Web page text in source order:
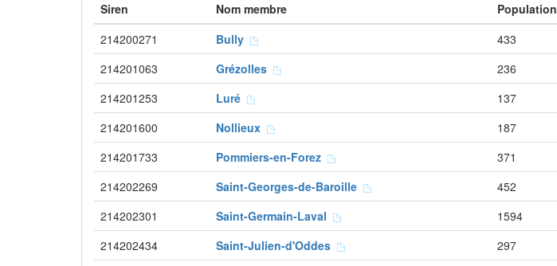
Siren Nom membre Population
214200271
Bully 433
214201063 Grézolles 236
214201253 Luré 137
214201600 Nollieux 187
214201733 Pommiers-en-Forez 371
214202269 Saint-Georges-de-Baroille 452
214202301 Saint-Germain-Laval 1594
214202434 Saint-Julien-d'Oddes 297